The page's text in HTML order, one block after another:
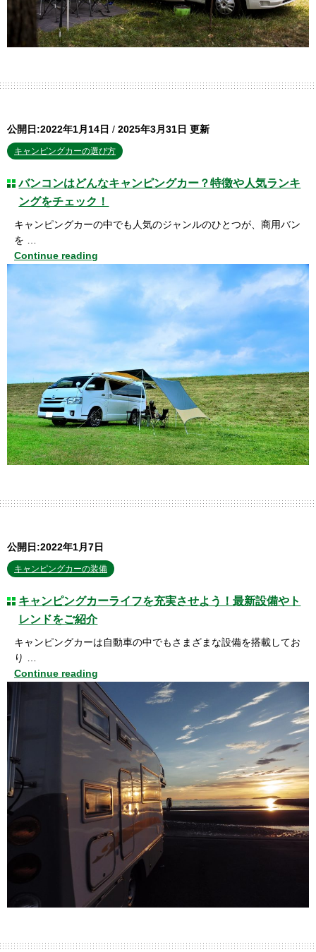
公開日:2022年1月14日 / 2025年3月31日 更新
キャンピングカーの選び方
バンコンはどんなキャンピングカー？特徴や人気ランキ
ングをチェック！
キャンピングカーの中でも人気のジャンルのひとつが、商用バン
を …
Continue reading
公開日:2022年1月7日
キャンピングカーの装備
キャンピングカーライフを充実させよう！最新設備やト
レンドをご紹介
キャンピングカーは自動車の中でもさまざまな設備を搭載してお
り …
Continue reading